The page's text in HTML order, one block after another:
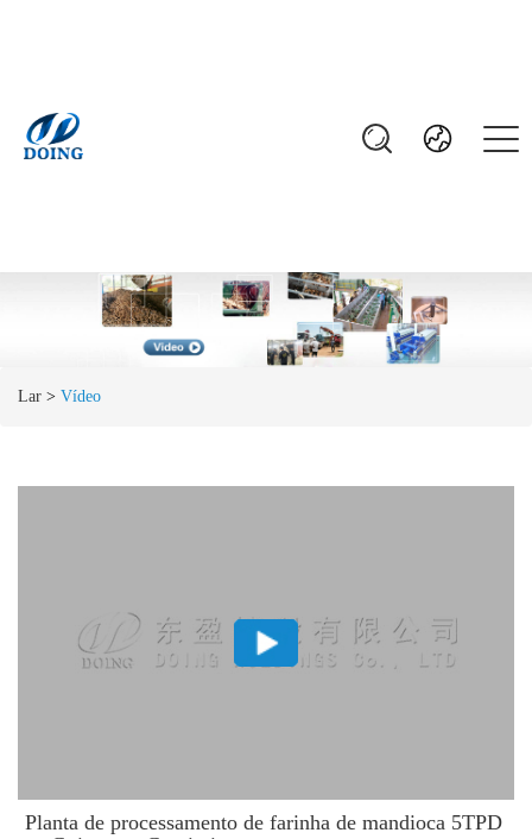
Lar > Vídeo
Planta de processamento de farinha de mandioca 5TPD